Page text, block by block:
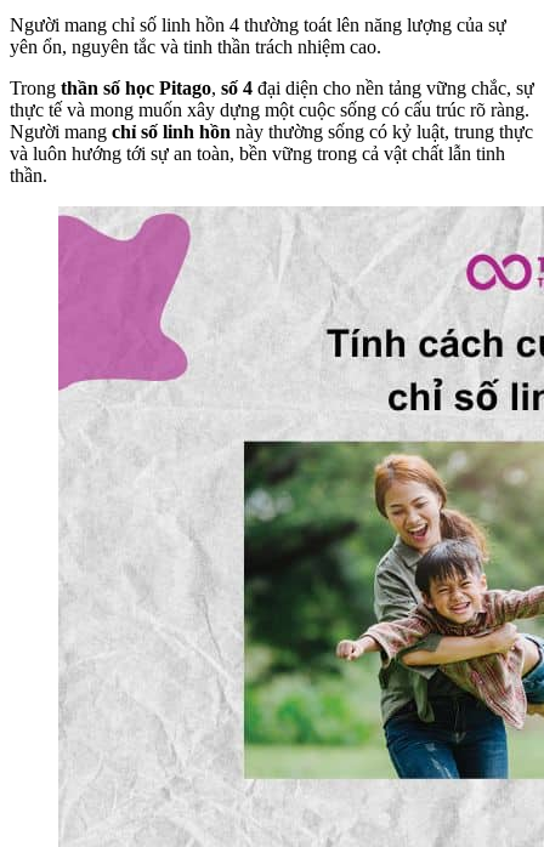
Người mang chỉ số linh hồn 4 thường toát lên năng lượng của sự
yên ổn, nguyên tắc và tinh thần trách nhiệm cao.
Trong thần số học Pitago, số 4 đại diện cho nền tảng vững chắc, sự
thực tế và mong muốn xây dựng một cuộc sống có cấu trúc rõ ràng.
Người mang chỉ số linh hồn này thường sống có kỷ luật, trung thực
và luôn hướng tới sự an toàn, bền vững trong cả vật chất lẫn tinh
thần.